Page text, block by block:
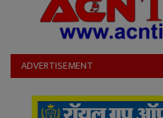
ADVERTISEMENT